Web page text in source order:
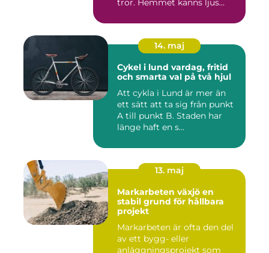
tror. Hemmet känns ljus...
14. maj
Cykel i lund vardag, fritid
och smarta val på två hjul
Att cykla i Lund är mer än
ett sätt att ta sig från punkt
A till punkt B. Staden har
länge haft en s...
13. maj
Markarbeten växjö en
stabil grund för hållbara
projekt
Markarbeten är ofta den del
av ett bygg- eller
anläggningsprojekt som